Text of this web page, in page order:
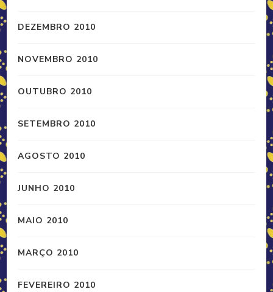
DEZEMBRO 2010
NOVEMBRO 2010
OUTUBRO 2010
SETEMBRO 2010
AGOSTO 2010
JUNHO 2010
MAIO 2010
MARÇO 2010
FEVEREIRO 2010